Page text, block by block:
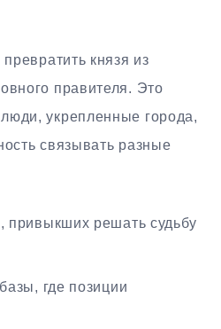
князя из
правителя. Это
укрепленные города,
связывать разные
привыкших решать судьбу
где позиции